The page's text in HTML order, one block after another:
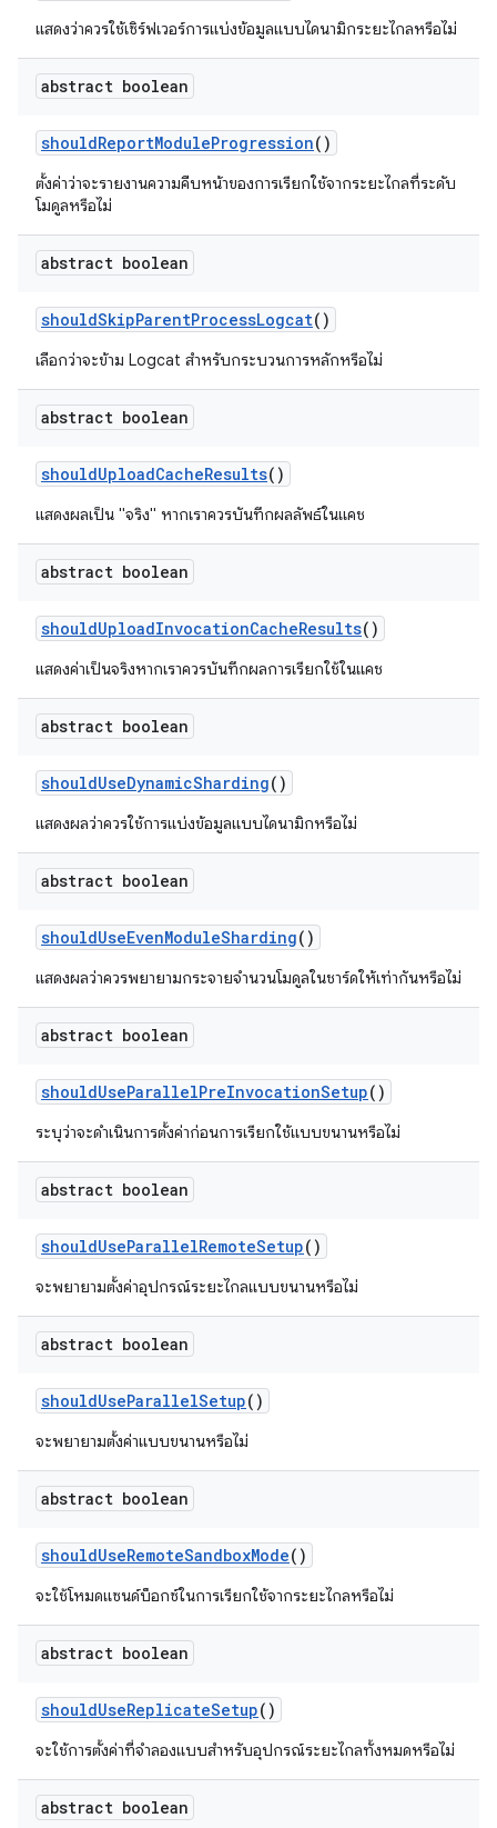
แสดงว่าควรใช้เซิร์ฟเวอร์การแบ่งข้อมูลแบบไดนามิกระยะไกลหรือไม่
abstract boolean
shouldReportModuleProgression()
ตั้งค่าว่าจะรายงานความคืบหน้าของการเรียกใช้จากระยะไกลที่ระดับ
โมดูลหรือไม่
abstract boolean
shouldSkipParentProcessLogcat()
เลือกว่าจะข้าม Logcat สำหรับกระบวนการหลักหรือไม่
abstract boolean
shouldUploadCacheResults()
แสดงผลเป็น "จริง" หากเราควรบันทึกผลลัพธ์ในแคช
abstract boolean
shouldUploadInvocationCacheResults()
แสดงค่าเป็นจริงหากเราควรบันทึกผลการเรียกใช้ในแคช
abstract boolean
shouldUseDynamicSharding()
แสดงผลว่าควรใช้การแบ่งข้อมูลแบบไดนามิกหรือไม่
abstract boolean
shouldUseEvenModuleSharding()
แสดงผลว่าควรพยายามกระจายจำนวนโมดูลในชาร์ดให้เท่ากันหรือไม่
abstract boolean
shouldUseParallelPreInvocationSetup()
ระบุว่าจะดำเนินการตั้งค่าก่อนการเรียกใช้แบบขนานหรือไม่
abstract boolean
shouldUseParallelRemoteSetup()
จะพยายามตั้งค่าอุปกรณ์ระยะไกลแบบขนานหรือไม่
abstract boolean
shouldUseParallelSetup()
จะพยายามตั้งค่าแบบขนานหรือไม่
abstract boolean
shouldUseRemoteSandboxMode()
จะใช้โหมดแซนด์บ็อกซ์ในการเรียกใช้จากระยะไกลหรือไม่
abstract boolean
shouldUseReplicateSetup()
จะใช้การตั้งค่าที่จำลองแบบสำหรับอุปกรณ์ระยะไกลทั้งหมดหรือไม่
abstract boolean